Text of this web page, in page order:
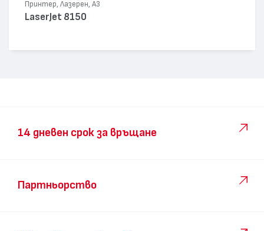
Принтер, Лазерен, А3
LaserJet 8150
14 дневен срок за връщане
Партньорство